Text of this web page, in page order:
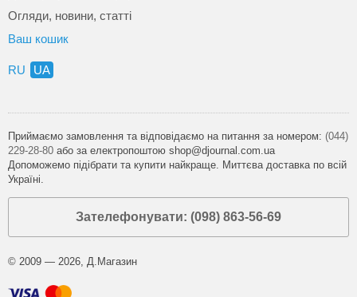
Огляди, новини, статті
Ваш кошик
RU UA
Приймаємо замовлення та відповідаємо на питання за номером: (044)
229-28-80 або за електропоштою shop@djournal.com.ua
Допоможемо підібрати та купити найкраще. Миттєва доставка по всій
Україні.
Зателефонувати: (098) 863-56-69
© 2009 — 2026, Д.Магазин